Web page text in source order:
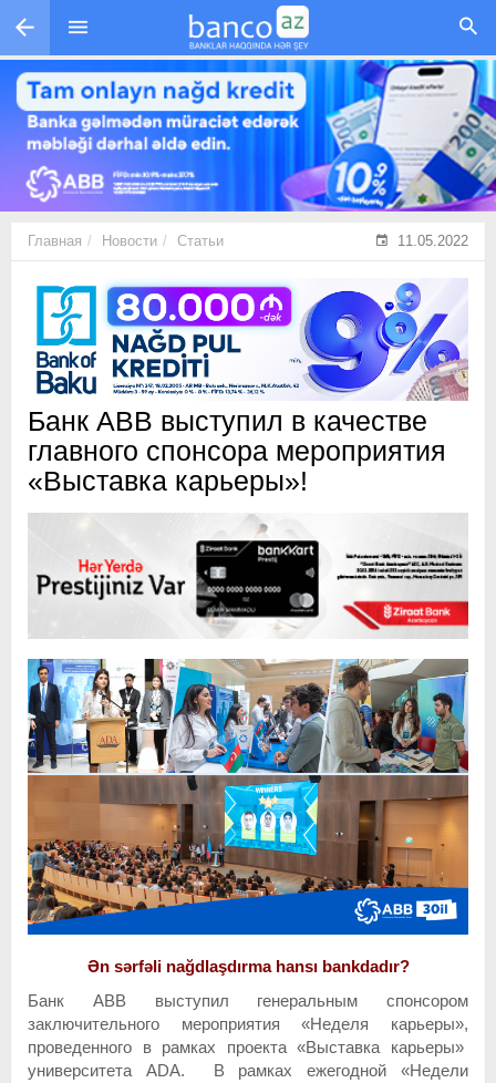
Перейти к основному содержанию
Главная Новости Статьи 11.05.2022
Банк АВВ выступил в качестве
главного спонсора мероприятия
«Выставка карьеры»!
Ən sərfəli nağdlaşdırma hansı bankdadır?
Банк АВВ выступил генеральным спонсором
заключительного мероприятия «Неделя карьеры»,
проведенного в рамках проекта «Выставка карьеры»
университета ADA. В рамках ежегодной «Недели